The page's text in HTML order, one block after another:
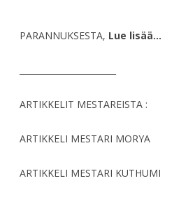
PARANNUKSESTA, Lue lisää…
ARTIKKELIT MESTAREISTA :
ARTIKKELI MESTARI MORYA
ARTIKKELI MESTARI KUTHUMI